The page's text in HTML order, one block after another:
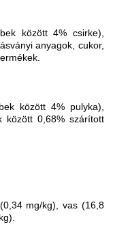
között 4% csirke),
anyagok, cukor,
között 4% pulyka),
között 0,68% szárított
mg/kg), vas (16,8